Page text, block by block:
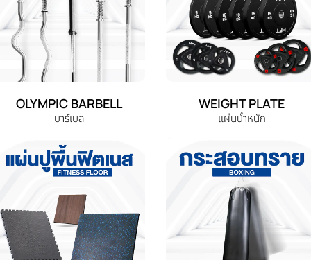
OLYMPIC BARBELL
บาร์เบล
WEIGHT PLATE
แผ่นน้ำหนัก